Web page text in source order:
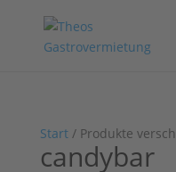
Start/ Produkte
candybar